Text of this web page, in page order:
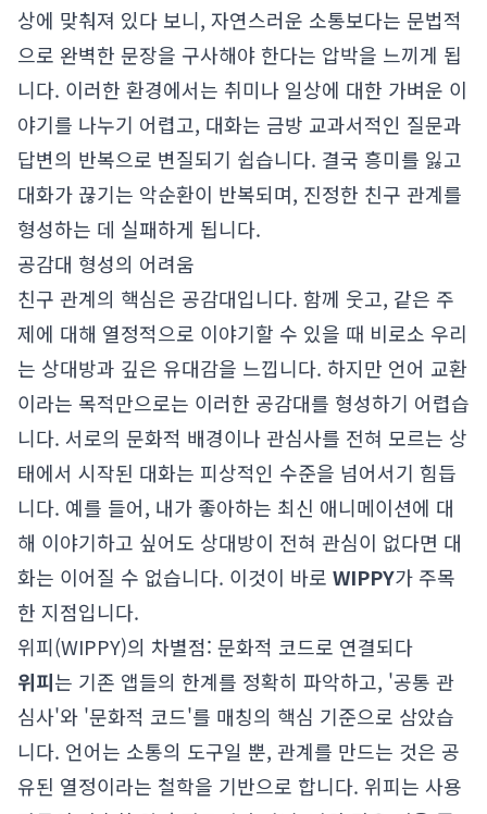
상에 맞춰져 있다 보니, 자연스러운 소통보다는 문법적
으로 완벽한 문장을 구사해야 한다는 압박을 느끼게 됩
니다. 이러한 환경에서는 취미나 일상에 대한 가벼운 이
야기를 나누기 어렵고, 대화는 금방 교과서적인 질문과
답변의 반복으로 변질되기 쉽습니다. 결국 흥미를 잃고
대화가 끊기는 악순환이 반복되며, 진정한 친구 관계를
형성하는 데 실패하게 됩니다.
공감대 형성의 어려움
친구 관계의 핵심은 공감대입니다. 함께 웃고, 같은 주
제에 대해 열정적으로 이야기할 수 있을 때 비로소 우리
는 상대방과 깊은 유대감을 느낍니다. 하지만 언어 교환
이라는 목적만으로는 이러한 공감대를 형성하기 어렵습
니다. 서로의 문화적 배경이나 관심사를 전혀 모르는 상
태에서 시작된 대화는 피상적인 수준을 넘어서기 힘듭
니다. 예를 들어, 내가 좋아하는 최신 애니메이션에 대
해 이야기하고 싶어도 상대방이 전혀 관심이 없다면 대
화는 이어질 수 없습니다. 이것이 바로 WIPPY가 주목
한 지점입니다.
위피(WIPPY)의 차별점: 문화적 코드로 연결되다
위피는 기존 앱들의 한계를 정확히 파악하고, '공통 관
심사'와 '문화적 코드'를 매칭의 핵심 기준으로 삼았습
니다. 언어는 소통의 도구일 뿐, 관계를 만드는 것은 공
유된 열정이라는 철학을 기반으로 합니다. 위피는 사용